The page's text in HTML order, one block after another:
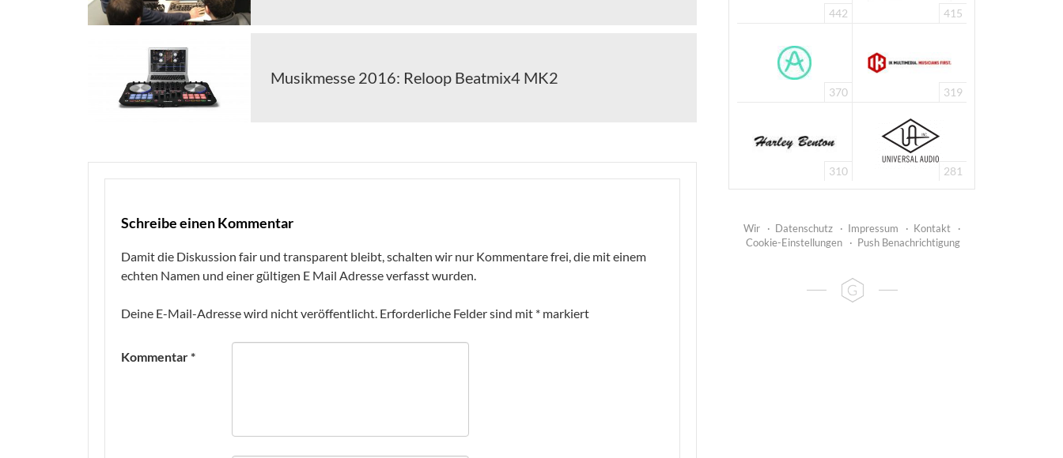
Musikmesse 2016: Reloop Beatmix4 MK2
Schreibe einen Kommentar
Damit die Diskussion fair und transparent bleibt, schalten wir nur Kommentare frei, die mit einem
echten Namen und einer gültigen E Mail Adresse verfasst wurden.
Deine E-Mail-Adresse wird nicht veröffentlicht. Erforderliche Felder sind mit * markiert
Kommentar*
442 415
370 319
310 281
Wir · Datenschutz · Impressum · Kontakt
·
Cookie-Einstellungen
· Push Benachrichtigung